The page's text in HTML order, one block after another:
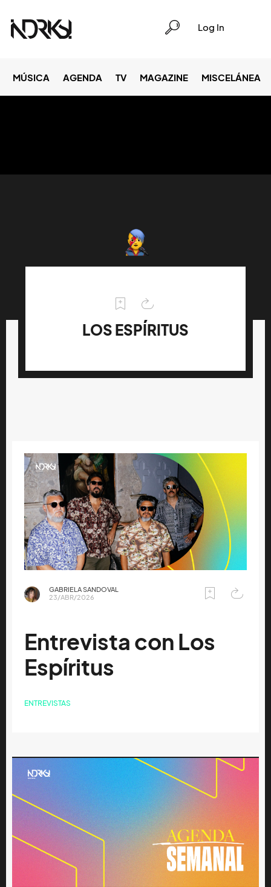
Log In
MÚSICA AGENDA TV MAGAZINE MISCELÁNEA
LOS ESPÍRITUS
GABRIELA SANDOVAL
23/ABR/2026
Entrevista con Los
Espíritus
ENTREVISTAS